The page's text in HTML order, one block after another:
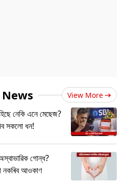
View More
নেকি এনে মেছেজ?
সকলো ধন!
গোন্ধ?
আওকাণ